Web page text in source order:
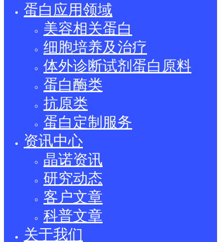
蛋白应用领域
美容相关蛋白
细胞培养及治疗
体外诊断试剂蛋白原料
蛋白酶类
抗原类
蛋白定制服务
资讯中心
晶诺资讯
研究动态
客户文章
科普文章
关于我们